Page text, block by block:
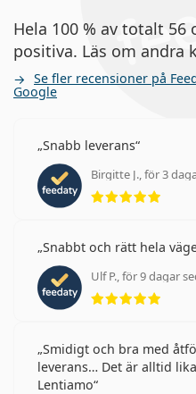
Hela 100 % av totalt 56
positiva. Läs om andra
Se fler recensioner på
Google
Snabb leverans
Birgitte J., för 3
Snabbt och rätt hela
Ulf P., för 9 dagar
Smidigt och bra med
leverans… Det är alltid
Lentiamo